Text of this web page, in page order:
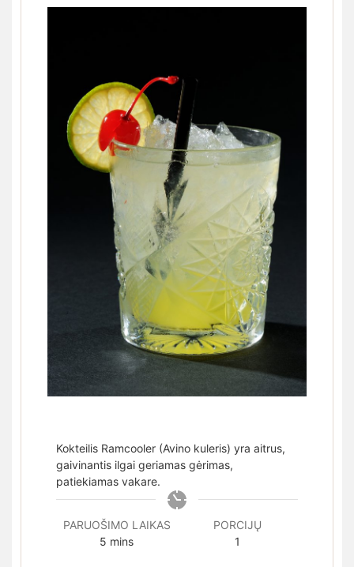
Kokteilis Ramcooler (Avino kuleris) yra aitrus,
gaivinantis ilgai geriamas gėrimas,
patiekiamas vakare.
PARUOŠIMO LAIKAS
5 minutes
mins
PORCIJŲ
1